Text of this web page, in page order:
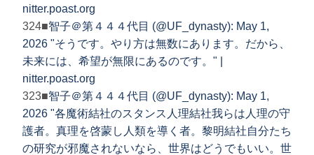
nitter.poast.org
324■智子＠第４４４代目 (@UF_dynasty): May 1,
2026 "そうです。やり方は無数にあります。だから、
未来には、希望が無限にあるのです。" |
nitter.poast.org
323■智子＠第４４４代目 (@UF_dynasty): May 1,
2026 "各魔術結社のスタンス人理結社我らは人理の守
護者。真理を啓蒙し人類を導く者。黎明結社自分たち
の研究が邪魔されないなら、世界はどうでもいい。世